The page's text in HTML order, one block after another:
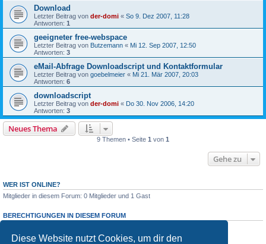
Diese Website nutzt Cookies, um dir den
Download
Letzter Beitrag von der-domi « So 9. Dez 2007, 11:28
Antworten: 1
geeigneter free-webspace
Letzter Beitrag von Butzemann « Mi 12. Sep 2007, 12:50
Antworten: 3
eMail-Abfrage Downloadscript und Kontaktformular
Letzter Beitrag von goebelmeier « Mi 21. Mär 2007, 20:03
Antworten: 6
downloadscript
Letzter Beitrag von der-domi « Do 30. Nov 2006, 14:20
Antworten: 3
Neues Thema
9 Themen • Seite 1 von 1
Gehe zu
WER IST ONLINE?
Mitglieder in diesem Forum: 0 Mitglieder und 1 Gast
BERECHTIGUNGEN IN DIESEM FORUM
Du darfst keineAntworten zu Themen in diesem Forum erstellen.